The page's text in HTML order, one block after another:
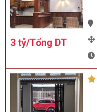
3 tỷ/Tổng DT